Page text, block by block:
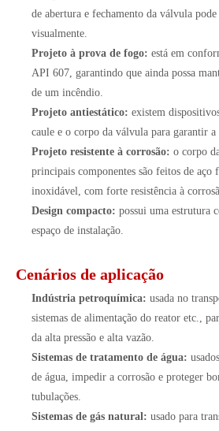
de abertura e fechamento da válvula
visualmente.
Projeto à prova de fogo: está em
API 607, garantindo que ainda possa
de um incêndio.
Projeto antiestático: existem
caule e o corpo da válvula para garantir a
Projeto resistente à corrosão: o corpo
principais componentes são feitos de aço
inoxidável, com forte resistência à
Design compacto: possui uma estrutura
espaço de instalação.
Cenários de aplicação
Indústria petroquímica: usada no
sistemas de alimentação do reator etc.,
da alta pressão e alta vazão.
Sistemas de tratamento de água:
de água, impedir a corrosão e proteger
tubulações.
Sistemas de gás natural: usado para